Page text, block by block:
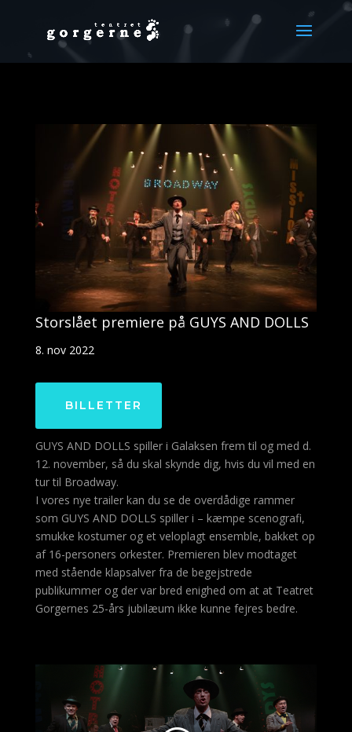
Storslået premiere på GUYS AND DOLLS
8. nov 2022
BILLETTER
GUYS AND DOLLS spiller i Galaksen frem til og med d.
12. november, så du skal skynde dig, hvis du vil med en
tur til Broadway.
I vores nye trailer kan du se de overdådige rammer
som GUYS AND DOLLS spiller i – kæmpe scenografi,
smukke kostumer og et veloplagt ensemble, bakket op
af 16-personers orkester. Premieren blev modtaget
med stående klapsalver fra de begejstrede
publikummer og der var bred enighed om at at Teatret
Gorgernes 25-års jubilæum ikke kunne fejres bedre.